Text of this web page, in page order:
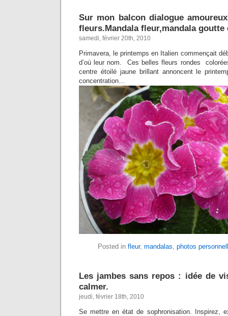
Sur mon balcon dialogue
fleurs.Mandala fleur,mandala goutte
samedi, février 20th, 2010
Primavera, le printemps en Italien commençait
d’où leur nom. Ces belles fleurs rondes
centre étoilé jaune brillant annoncent le
concentration…
Posted in fleur, mandalas photos
Les jambes sans repos : idée de
calmer.
jeudi, février 18th, 2010
Se mettre en état de sophronisation. Inspirez,